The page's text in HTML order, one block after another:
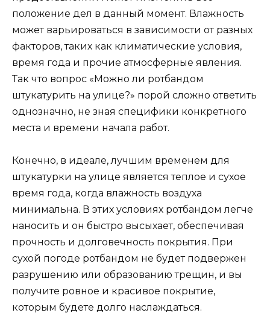
положение дел в данный момент. Влажность
может варьироваться в зависимости от разных
факторов, таких как климатические условия,
время года и прочие атмосферные явления.
Так что вопрос «Можно ли ротбандом
штукатурить на улице?» порой сложно ответить
однозначно, не зная специфики конкретного
места и времени начала работ.
Конечно, в идеале, лучшим временем для
штукатурки на улице является теплое и сухое
время года, когда влажность воздуха
минимальна. В этих условиях ротбандом легче
наносить и он быстро высыхает, обеспечивая
прочность и долговечность покрытия. При
сухой погоде ротбандом не будет подвержен
разрушению или образованию трещин, и вы
получите ровное и красивое покрытие,
которым будете долго наслаждаться.